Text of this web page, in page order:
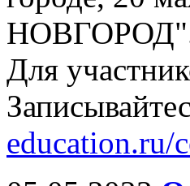
Для
education.ru/